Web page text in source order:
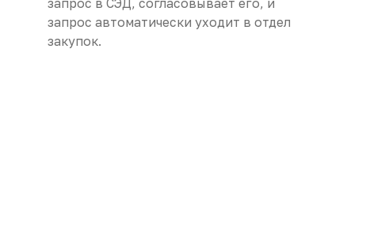
запрос автоматически уходит в отдел
закупок.